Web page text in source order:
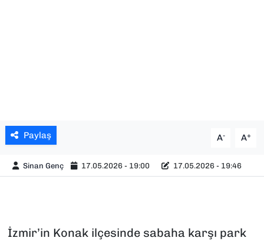
Paylaş A- A+
Sinan Genç 17.05.2026 - 19:00 17.05.2026 - 19:46
İzmir’in Konak ilçesinde sabaha karşı park